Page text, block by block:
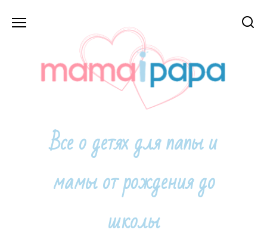
Все о детях для папы и
мамы от рождения до
школы